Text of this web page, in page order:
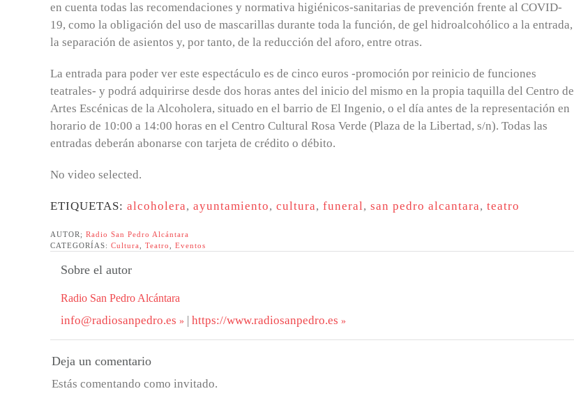
en cuenta todas las recomendaciones y normativa higiénicos-sanitarias de prevención frente al COVID-
19, como la obligación del uso de mascarillas durante toda la función, de gel hidroalcohólico a la entrada,
la separación de asientos y, por tanto, de la reducción del aforo, entre otras.
La entrada para poder ver este espectáculo es de cinco euros -promoción por reinicio de funciones
teatrales- y podrá adquirirse desde dos horas antes del inicio del mismo en la propia taquilla del Centro de
Artes Escénicas de la Alcoholera, situado en el barrio de El Ingenio, o el día antes de la representación en
horario de 10:00 a 14:00 horas en el Centro Cultural Rosa Verde (Plaza de la Libertad, s/n). Todas las
entradas deberán abonarse con tarjeta de crédito o débito.
No video selected.
ETIQUETAS: alcoholera, ayuntamiento, cultura, funeral, san pedro alcantara, teatro
AUTOR; Radio San Pedro Alcántara
CATEGORÍAS: Cultura Teatro Eventos
Sobre el autor
Radio San Pedro Alcántara
info@radiosanpedro.es | https://www.radiosanpedro.es
Deja un comentario
Estás comentando como invitado.